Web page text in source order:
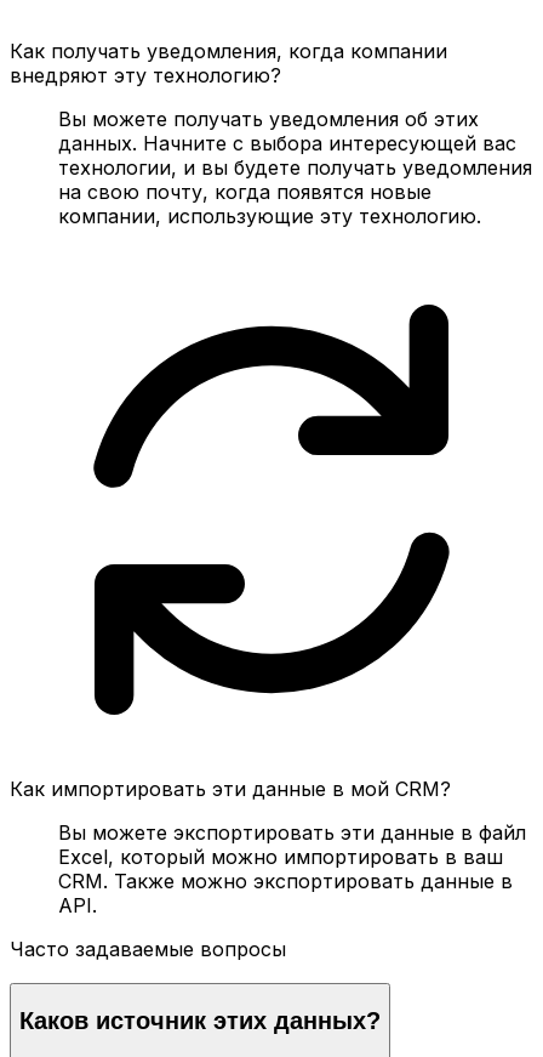
Как получать уведомления, когда компании
внедряют эту технологию?
Вы можете получать уведомления об этих
данных. Начните с выбора интересующей вас
технологии, и вы будете получать уведомления
на свою почту, когда появятся новые
компании, использующие эту технологию.
Как импортировать эти данные в мой CRM?
Вы можете экспортировать эти данные в файл
Excel, который можно импортировать в ваш
CRM. Также можно экспортировать данные в
API.
Часто задаваемые вопросы
Каков источник этих данных?